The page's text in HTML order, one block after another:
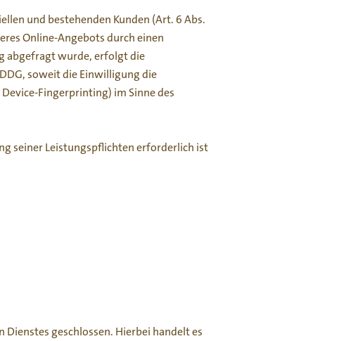
und bestehenden Kunden (Art. 6 Abs.
Online-Angebots durch einen
abgefragt wurde, erfolgt die
soweit die Einwilligung die
Fingerprinting) im Sinne des
seiner Leistungspflichten erforderlich ist
geschlossen. Hierbei handelt es